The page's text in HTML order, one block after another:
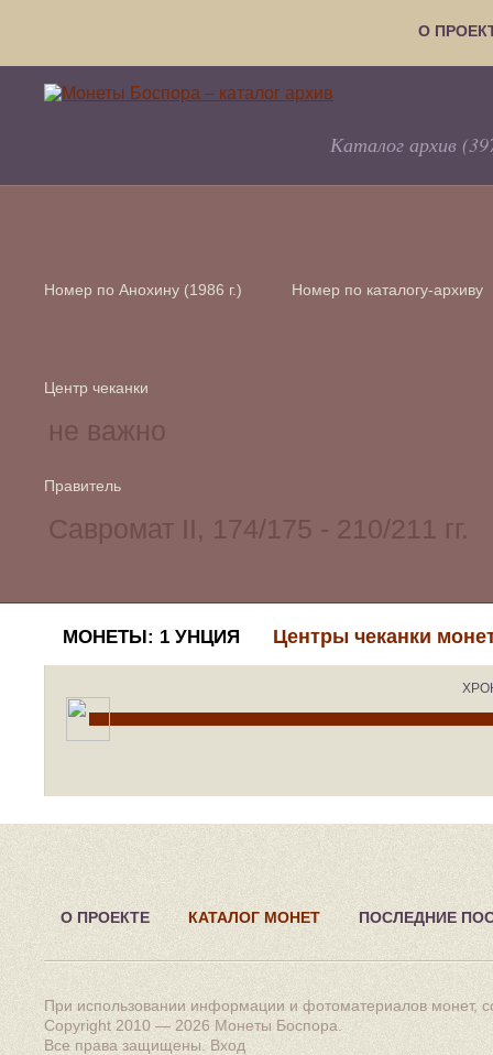
О
Каталог архив
Номер по Анохину (1986 г.) Номер по каталогу-архиву
Центр чеканки
Правитель
МОНЕТЫ: 1 УНЦИЯ Центры чеканки
О ПРОЕКТЕ КАТАЛОГ МОНЕТ ПОСЛЕДНИЕ
При использовании информации и фотоматериалов монет,
Copyright 2010 — 2026 Монеты Боспора
Все права защищены. Вход